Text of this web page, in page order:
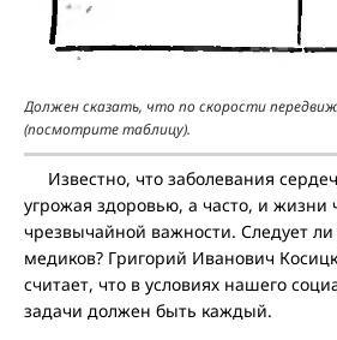
Должен сказать, что по скорости
(посмотрите таблицу).
Известно, что заболевания
угрожая здоровью, а часто, и жизни
чрезвычайной важности. Следует
медиков? Григорий Иванович
считает, что в условиях нашего
задачи должен быть каждый.